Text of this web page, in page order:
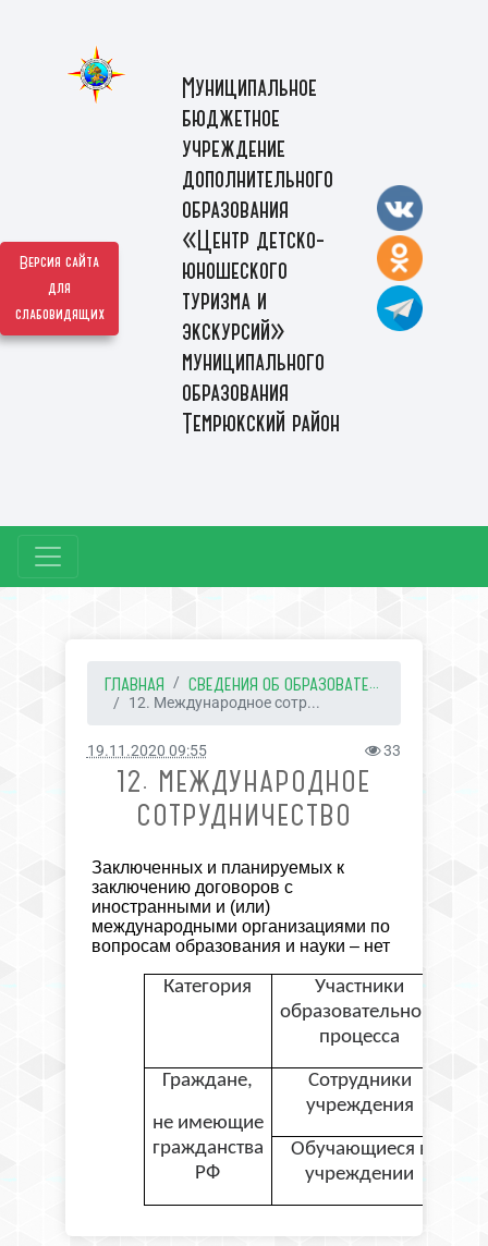
Версия сайта
для
слабовидящих
Муниципальное
бюджетное
учреждение
дополнительного
образования
«Центр детско-
юношеского
туризма и
экскурсий»
муниципального
образования
Темрюкский район
ГЛАВНАЯ СВЕДЕНИЯ ОБ ОБРАЗОВАТЕ...
12. Международное сотр...
19.11.2020 09:55 33
12. МЕЖДУНАРОДНОЕ
СОТРУДНИЧЕСТВО
Заключенных и планируемых к
заключению договоров с
иностранными и (или)
международными организациями по
вопросам образования и науки – нет
Категория
Участники
образовательного
процесса
Граждане,
не имеющие
гражданства
РФ
Сотрудники
учреждения
Обучающиеся в
учреждении